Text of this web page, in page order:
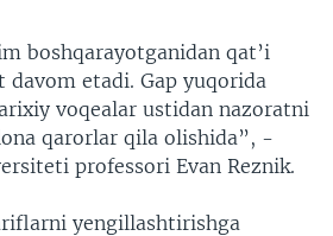
boshqarayotganidan qat’i
davom etadi. Gap yuqorida
voqealar ustidan nazoratni
qarorlar qila olishida”, -
professori Evan Reznik.
yengillashtirishga